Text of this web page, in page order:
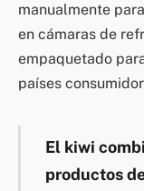
manualmente
en cámaras de
empaquetado
países
El kiwi
productos